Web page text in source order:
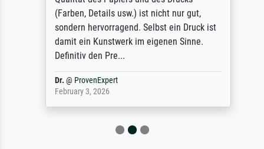
(Farben, Details usw.) ist nicht nur gut,
sondern hervorragend. Selbst ein Druck ist
damit ein Kunstwerk im eigenen Sinne.
Definitiv den Pre...
Dr.@ProvenExpert
February 3, 2026